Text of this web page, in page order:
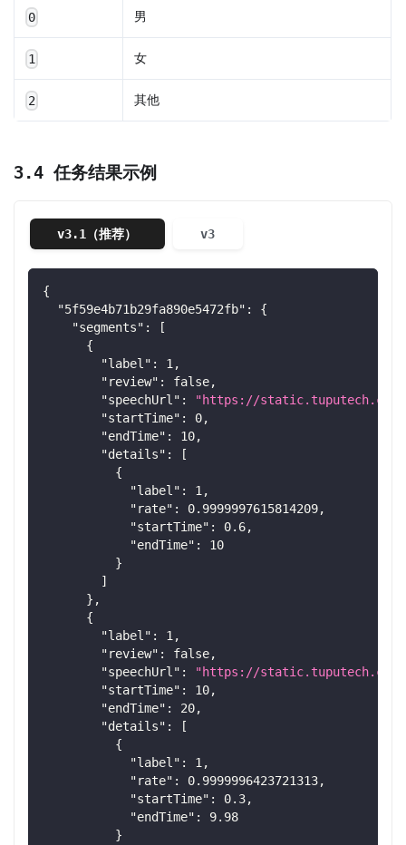
0 男
1 女
2 其他
3.4 任务结果示例
v3.1（推荐） v3
{
"5f59e4b71b29fa890e5472fb" :
{
"segments" :
[
{
"label" : 1,
"review" : false,
"speechUrl" :
"https://static.tuputech.com/
"startTime" : 0,
"endTime" : 10,
"details" :
[
{
"label" : 1,
"rate" : 0.9999997615814209,
"startTime" : 0.6,
"endTime" :
10
}
]
} ,
{
"label" : 1,
"review" : false,
"speechUrl" :
"https://static.tuputech.com/
"startTime" : 10,
"endTime" : 20,
"details" :
[
{
"label" : 1,
"rate" : 0.9999996423721313,
"startTime" : 0.3,
"endTime" :
9.98
}